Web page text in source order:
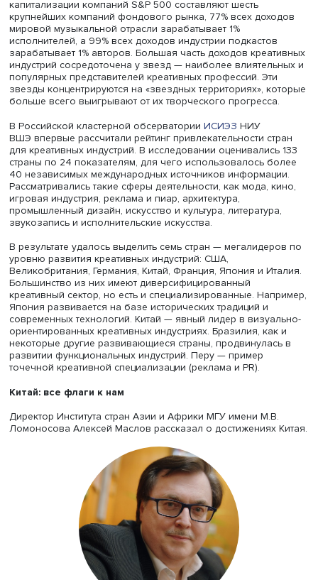
«Можно очень долго и успешно изучать креативные
индустрии, пользуясь количественными методами. Но
цифры не показывают, почему одна страна более
нее очень высокий уровень социально-
развития, а другая показывает впечатляющие темпы
экономического роста, но очень сильно проседает по
креативным индустриям», — сказала Виктория Боос.
По ее словам, в мировом креативном секторе большая
доходов сосредоточена у креативных лидеров. Так,
капитализации компаний S&Р 500 составляют шесть
крупнейших компаний фондового рынка, 77% всех
мировой музыкальной отрасли зарабатывает 1%
исполнителей, а 99% всех доходов индустрии
зарабатывает 1% авторов. Большая часть доходов
индустрий сосредоточена у звезд — наиболее
популярных представителей креативных профессий.
звезды концентрируются на «звездных территориях»,
больше всего выигрывают от их творческого
В Российской кластерной обсерваторииИСИЭЗ
ВШЭ впервые рассчитали рейтинг привлекательности
для креативных индустрий. В исследовании
страны по 24 показателям, для чего использовалось
40 независимых международных источников
Рассматривались такие сферы деятельности, как мода,
игровая индустрия, реклама и пиар, архитектура,
звукозапись и исполнительские искусства.
В результате удалось выделить семь стран —
Великобритания, Германия, Китай, Франция, Япония и
Большинство из них имеют диверсифицированный
креативный сектор, но есть и специализированные.
Япония развивается на базе исторических традиций и
современных технологий. Китай — явный лидер в
ориентированных креативных индустриях. Бразилия,
некоторые другие развивающиеся страны,
развитии функциональных индустрий. Перу — пример
точечной креативной специализации (реклама и PR).